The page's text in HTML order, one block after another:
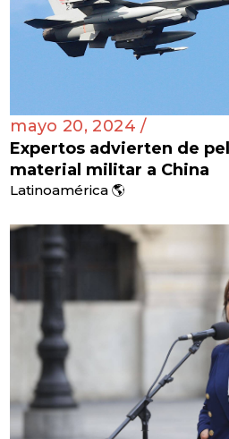
mayo 20, 2024 /
Expertos advierten de
material militar a China
Latinoamérica 🌎